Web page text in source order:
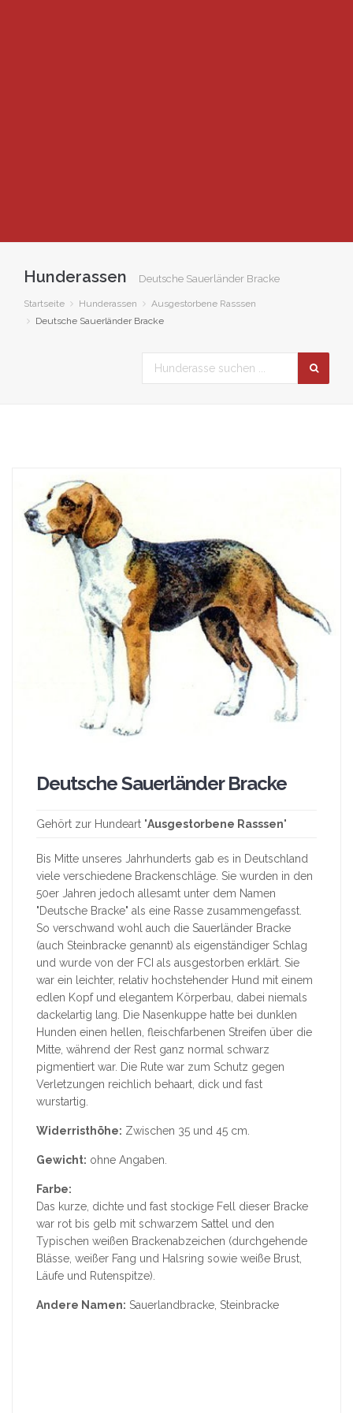
Hunderassen Deutsche Sauerländer Bracke
Startseite Hunderassen
Ausgestorbene Rasssen
Deutsche Sauerländer Bracke
Deutsche Sauerländer Bracke
Gehört zur Hundeart "Ausgestorbene Rasssen"
Bis Mitte unseres Jahrhunderts gab es in Deutschland
viele verschiedene Brackenschläge. Sie wurden in den
50er Jahren jedoch allesamt unter dem Namen
"Deutsche Bracke" als eine Rasse zusammengefasst.
So verschwand wohl auch die Sauerländer Bracke
(auch Steinbracke genannt) als eigenständiger Schlag
und wurde von der FCI als ausgestorben erklärt. Sie
war ein leichter, relativ hochstehender Hund mit einem
edlen Kopf und elegantem Körperbau, dabei niemals
dackelartig lang. Die Nasenkuppe hatte bei dunklen
Hunden einen hellen, fleischfarbenen Streifen über die
Mitte, während der Rest ganz normal schwarz
pigmentiert war. Die Rute war zum Schutz gegen
Verletzungen reichlich behaart, dick und fast
wurstartig.
Widerristhöhe: Zwischen 35 und 45 cm.
Gewicht: ohne Angaben.
Farbe:
Das kurze, dichte und fast stockige Fell dieser Bracke
war rot bis gelb mit schwarzem Sattel und den
Typischen weißen Brackenabzeichen (durchgehende
Blässe, weißer Fang und Halsring sowie weiße Brust,
Läufe und Rutenspitze).
Andere Namen: Sauerlandbracke, Steinbracke